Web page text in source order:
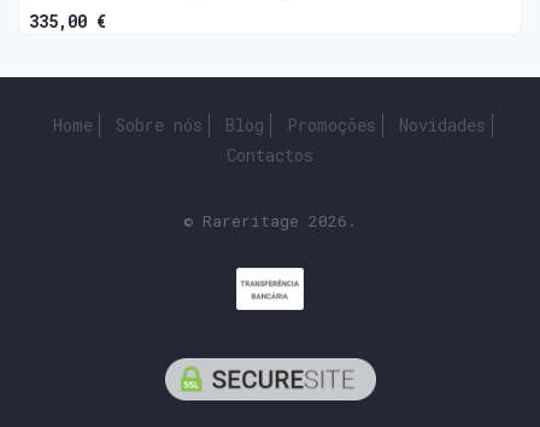
335,00 €
Home Sobre nós Blog Promoções
Novidades
Contactos
© Rareritage 2026.